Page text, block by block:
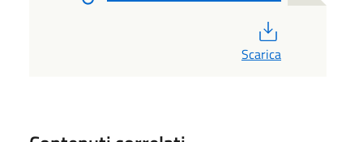
Scarica